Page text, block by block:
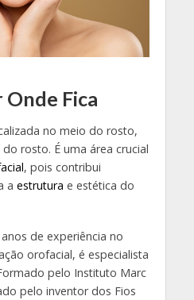
Onde Fica
no meio do rosto,
rosto. É uma área crucial
, pois contribui
a estrutura e estética do
de experiência no
orofacial, é especialista
pelo Instituto Marc
pelo inventor dos Fios